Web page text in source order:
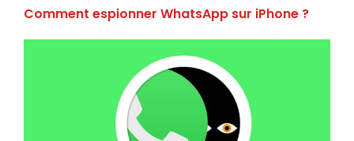
Comment espionner WhatsApp sur iPhone ?